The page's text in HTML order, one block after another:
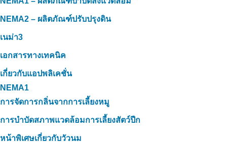
NEMA2 – ผลิตภัณฑ์ปรับปรุงดิน
เนม่า3
เอกสารทางเทคนิค
เกี่ยวกับแอปพลิเคชั่น
NEMA1
การจัดการกลิ่นจากการเลี้ยงหมู
การบำบัดสภาพแวดล้อมการเลี้ยงสัตว์ปีก
หน้าพิเศษเกี่ยวกับวัวนม